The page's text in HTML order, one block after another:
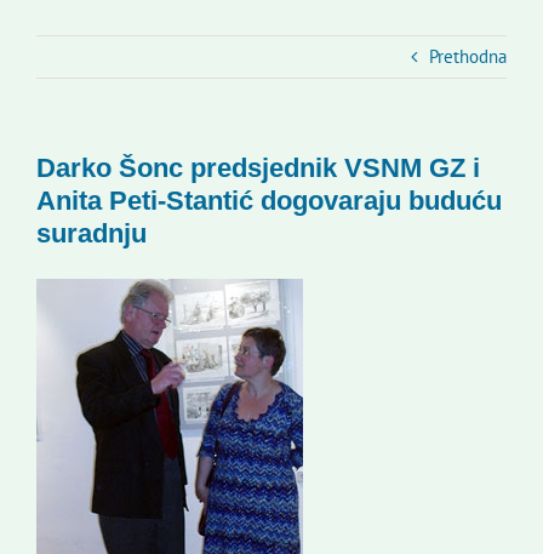
Kontakti
Novi odmev – naše glasilo
Izdavaštvo
Korisne informacije
Prethodna
Darko Šonc predsjednik VSNM GZ i
Anita Peti-Stantić dogovaraju buduću
suradnju